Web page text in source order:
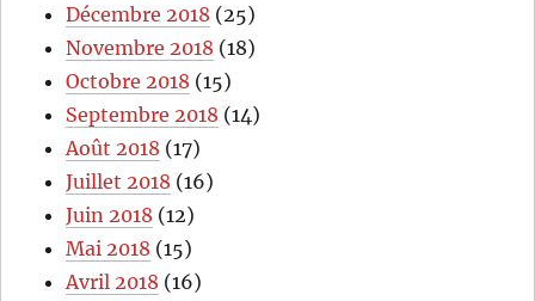
Décembre 2018 (25)
Novembre 2018 (18)
Octobre 2018 (15)
Septembre 2018 (14)
Août 2018 (17)
Juillet 2018 (16)
Juin 2018 (12)
Mai 2018 (15)
Avril 2018 (16)